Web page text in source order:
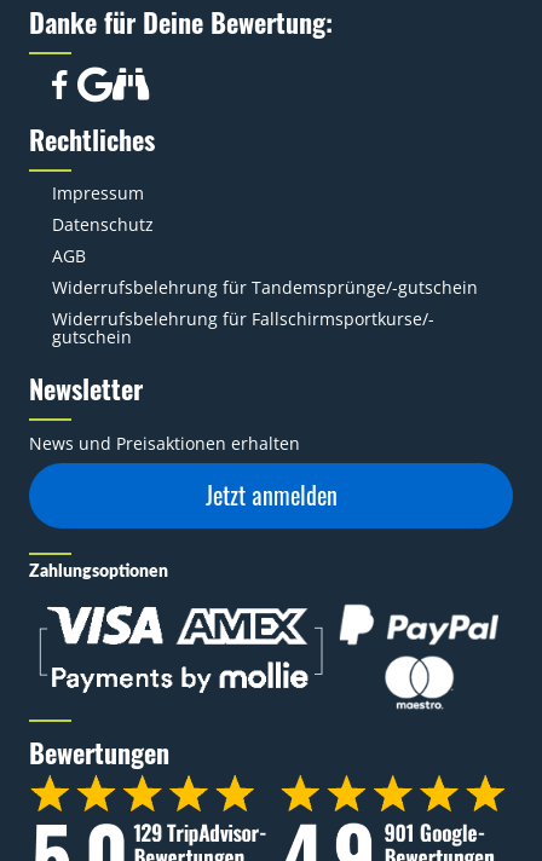
Danke für Deine Bewertung:
Rechtliches
Impressum
Datenschutz
AGB
Widerrufsbelehrung für Tandemsprünge/-gutschein
Widerrufsbelehrung für Fallschirmsportkurse/-
gutschein
Newsletter
News und Preisaktionen erhalten
Jetzt anmelden
Zahlungsoptionen
Bewertungen